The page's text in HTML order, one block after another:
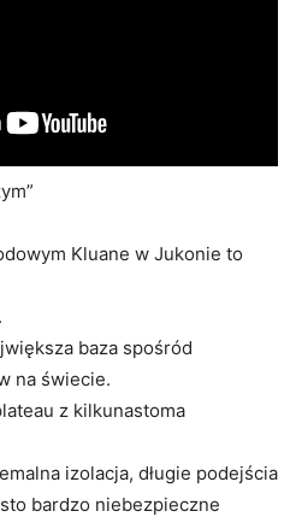
Kluane w Jukonie to
baza spośród
na świecie.
z kilkunastoma
izolacja, długie podejścia
bardzo niebezpieczne